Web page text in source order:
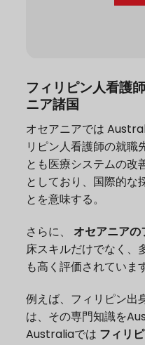
フィリピン人看護
ニア諸国
オセアニアでは
リピン人看護師の就職
とも医療システムの改
としており、国際的な
とを意味する。
さらに、 オセアニア
床スキルだけでなく、
も高く評価されていま
例えば、フィリピン出
は、その専門知識を
Australiaでは フィリ